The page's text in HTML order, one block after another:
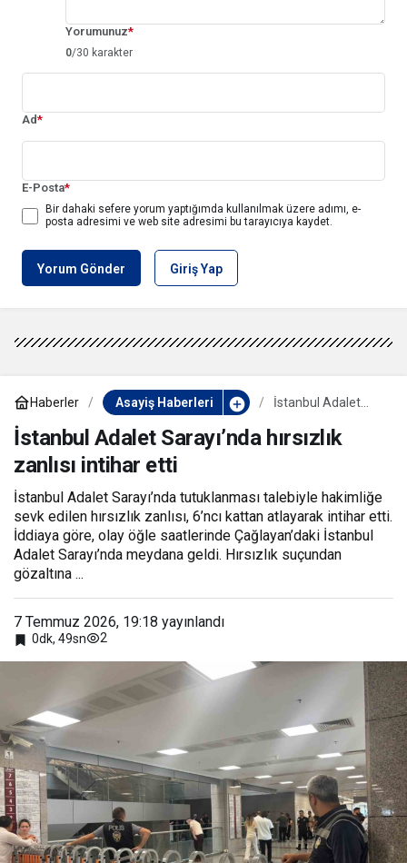
Yorumunuz*
0/30 karakter
Ad*
E-Posta*
Bir dahaki sefere yorum yaptığımda kullanılmak üzere adımı, e-
posta adresimi ve web site adresimi bu tarayıcıya kaydet.
Yorum Gönder Giriş Yap
Haberler Asayiş Haberleri
İstanbul Adalet
zanlısı intihar etti
İstanbul Adalet Sarayı’nda hırsızlık
zanlısı intihar etti
İstanbul Adalet Sarayı’nda tutuklanması talebiyle hakimliğe
sevk edilen hırsızlık zanlısı, 6’ncı kattan atlayarak intihar etti.
İddiaya göre, olay öğle saatlerinde Çağlayan’daki İstanbul
Adalet Sarayı’nda meydana geldi. Hırsızlık suçundan
gözaltına ...
7 Temmuz 2026, 19:18 yayınlandı
0dk, 49sn 2